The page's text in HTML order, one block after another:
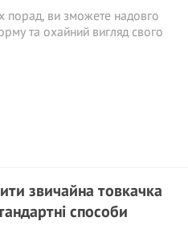
порад, ви зможете надовго
та охайний вигляд свого